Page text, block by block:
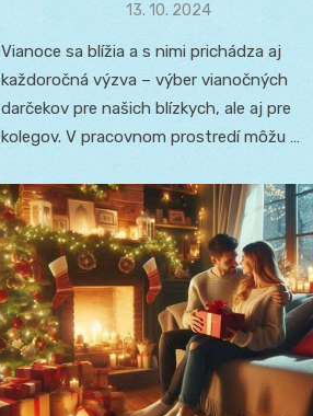
Posted
13. 10. 2024
Vianoce sa blížia a s nimi prichádza aj
každoročná výzva – výber vianočných
darčekov pre našich blízkych, ale aj pre
kolegov. V pracovnom prostredí môžu …